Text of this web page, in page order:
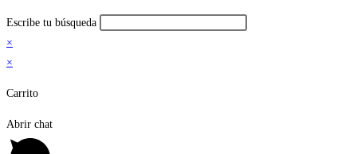
Buscar
en
esta
Escribe tu búsqueda
×
×
Carrito
Abrir chat